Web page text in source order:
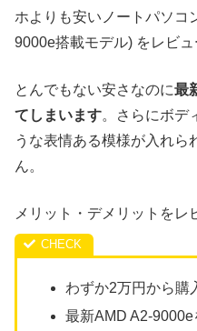
ホよりも安いノートパソコ
9000e搭載モデル) をレビュ
とんでもない安さなのに最
てしまいます。さらにボデ
うな表情ある模様が入れら
ん。
メリット・デメリットをレ
わずか2万円から購
最新AMD A2-9000e